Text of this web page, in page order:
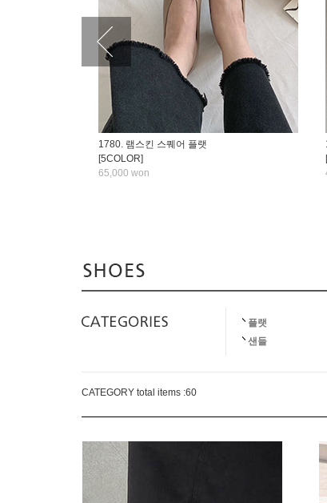
1780. 램스킨 스퀘어 플랫
[5COLOR]
65,000 won
플랫
샌들
CATEGORY total items :60